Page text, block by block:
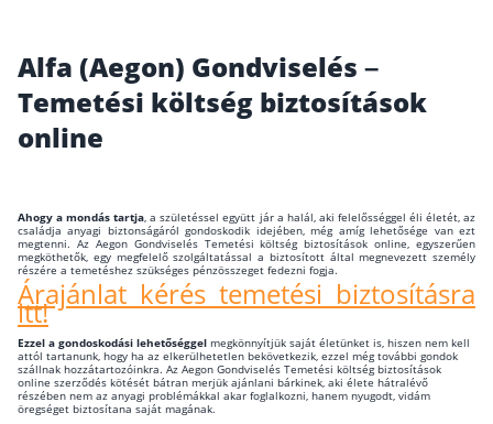
Kapcsolat
Bejelentkezés
Biztosítási hírek
Alfa (Aegon) Gondviselés –
Temetési költség biztosítások
online
Ahogy a mondás tartja, a születéssel együtt jár a halál, aki felelősséggel éli életét, az
családja anyagi biztonságáról gondoskodik idejében, még amíg lehetősége van ezt
megtenni. Az Aegon Gondviselés Temetési költség biztosítások online, egyszerűen
megköthetők, egy megfelelő szolgáltatással a biztosított által megnevezett személy
részére a temetéshez szükséges pénzösszeget fedezni fogja.
Árajánlat kérés temetési biztosításra
itt!
Ezzel a gondoskodási lehetőséggel megkönnyítjük saját életünket is, hiszen nem kell
attól tartanunk, hogy ha az elkerülhetetlen bekövetkezik, ezzel még további gondok
szállnak hozzátartozóinkra. Az Aegon Gondviselés Temetési költség biztosítások
online szerződés kötését bátran merjük ajánlani bárkinek, aki élete hátralévő
részében nem az anyagi problémákkal akar foglalkozni, hanem nyugodt, vidám
öregséget biztosítana saját magának.